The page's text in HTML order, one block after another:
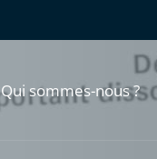
Qui sommes-nous ?